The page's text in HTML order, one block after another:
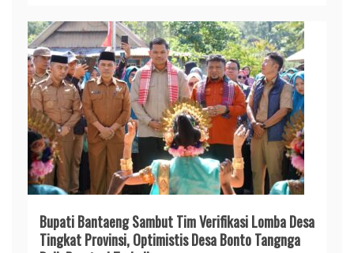
Bupati Bantaeng Sambut Tim Verifikasi Lomba Desa
Tingkat Provinsi, Optimistis Desa Bonto Tangnga